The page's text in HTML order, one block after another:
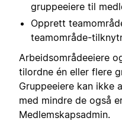
gruppeeiere til
Opprett
teamområde-
Arbeidsområdeeiere
tilordne én eller flere
Gruppeeiere kan ikke
med mindre de også
Medlemskapsadmin.